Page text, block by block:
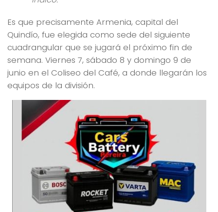
Es que precisamente Armenia, capital del
Quindío, fue elegida como sede del siguiente
cuadrangular que se jugará el próximo fin de
semana. Viernes 7, sábado 8 y domingo 9 de
junio en el Coliseo del Café, a donde llegarán los
equipos de la división.